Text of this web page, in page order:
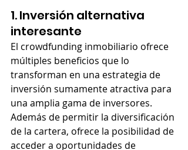
1. Inversión alternativa
interesante
El crowdfunding inmobiliario ofrece
múltiples beneficios que lo
transforman en una estrategia de
inversión sumamente atractiva para
una amplia gama de inversores.
Además de permitir la diversificación
de la cartera, ofrece la posibilidad de
acceder a oportunidades de